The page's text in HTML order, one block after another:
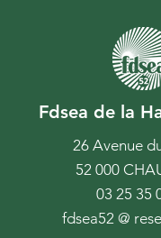
Fdsea de la
26 Avenue
52 000
03 25 35
fdsea52 @